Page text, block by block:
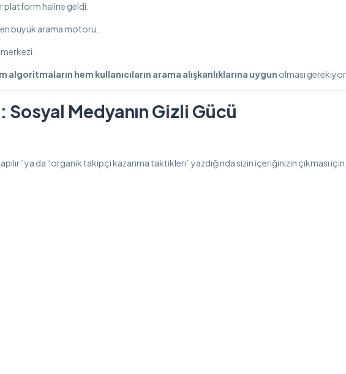
platform haline geldi.
büyük arama motoru.
algoritmaların hem kullanıcıların arama alışkanlıklarına uygun olması gerekiyor.
Sosyal Medyanın Gizli Gücü
ya da “organik takipçi kazanma taktikleri” yazdığında sizin içeriğinizin çıkması